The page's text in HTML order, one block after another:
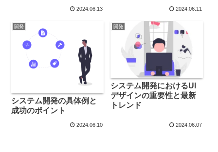
2024.06.13 2024.06.11
開発
システム開発の具体例と
成功のポイント
2024.06.10
開発
システム開発におけるUI
デザインの重要性と最新
トレンド
2024.06.07